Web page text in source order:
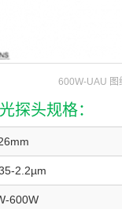
600W-UAU 图
探头规格：
2.2µm
600W